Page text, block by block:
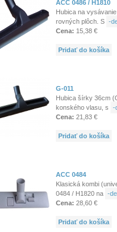
ACC 0486 / H1810
Hubica na
rovných plôch. S -
Cena: 15,38 €
Pridať do košíka
G-011
Hubica šírky 36cm
konského vlasu, s
-
Cena: 21,83 €
Pridať do košíka
ACC 0484
Klasická kombi
0484 / H1820 na -
Cena: 28,60 €
Pridať do košíka